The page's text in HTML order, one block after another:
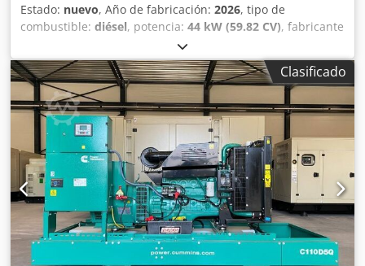
Estado: nuevo, Año de fabricación: 2026, tipo de
combustible: diésel, potencia: 44 kW (59.82 CV), fabricante
Cummins 4BTAA3.3-G14
construcción Peso en vacío: 1263 kg Potencia del
generador: 55 kVA Dimensiones de la zona de carga: 232 x
102 x 169 cm Certificación CE: sí Chsdpfxev Hk Ero Adisa
Capacidad del depósito de agua: 200 l País de fabricación:
PT Póngase en contacto con el equipo de DPX para obtener
más información. = Opciones y accesorios adicionales = -
Batería - Panel de control - Techo de acero - Cisterna
Clasificado